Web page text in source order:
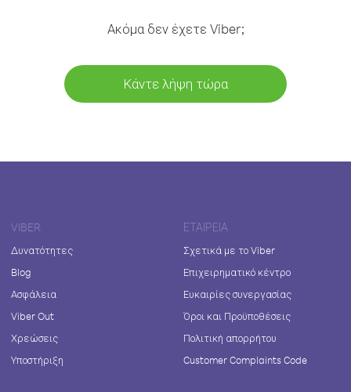
Ακόμα δεν έχετε Viber;
Κάντε λήψη τώρα
VIBER
Δυνατότητες
Blog
Ασφάλεια
Viber Out
Χρεώσεις
Υποστήριξη
ΕΤΑΙΡΕΊΑ
Σχετικά με το Viber
Επιχειρηματικό κέντρο
Ευκαιρίες συνεργασίας
Όροι και Προϋποθέσεις
Πολιτική απορρήτου
Customer Complaints Code